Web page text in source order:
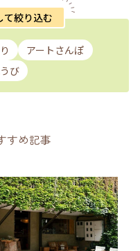
て絞り込む
アートさんぽ
び
すめ記事